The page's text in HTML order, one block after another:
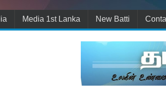
Media 1st Lanka New Batti